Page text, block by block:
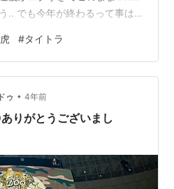
.. でも今年が終わるって事は
っせーー！！ 全部紹介してい
さんなのでいくつかピックア
ザワ 恒例になりつつあるイ
んのお正月個展が2023も開催
月休みなど存在しないのです
#タイトラ
ゥ • 4年前
りがとうございまし